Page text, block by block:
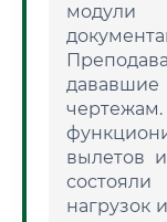
модули
вылетов
нагрузок